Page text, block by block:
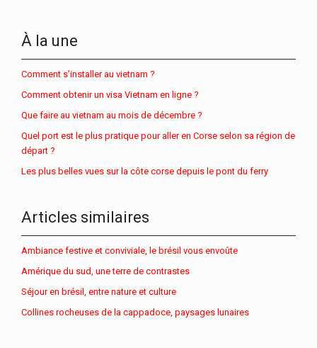
À la une
Comment s’installer au vietnam ?
Comment obtenir un visa Vietnam en ligne ?
Que faire au vietnam au mois de décembre ?
Quel port est le plus pratique pour aller en Corse selon sa région de
départ ?
Les plus belles vues sur la côte corse depuis le pont du ferry
Articles similaires
Ambiance festive et conviviale, le brésil vous envoûte
Amérique du sud, une terre de contrastes
Séjour en brésil, entre nature et culture
Collines rocheuses de la cappadoce, paysages lunaires